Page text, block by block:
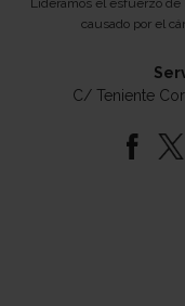
causado por el
C/ Teniente